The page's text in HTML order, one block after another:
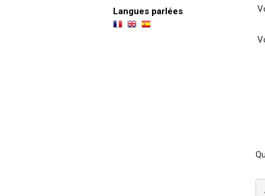
Langues parlées